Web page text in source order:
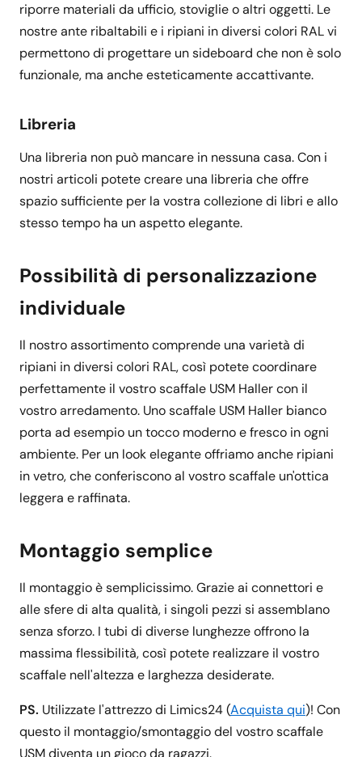
riporre materiali da ufficio, stoviglie o altri oggetti. Le
nostre ante ribaltabili e i ripiani in diversi colori RAL vi
permettono di progettare un sideboard che non è solo
funzionale, ma anche esteticamente accattivante.
Libreria
Una libreria non può mancare in nessuna casa. Con i
nostri articoli potete creare una libreria che offre
spazio sufficiente per la vostra collezione di libri e allo
stesso tempo ha un aspetto elegante.
Possibilità di personalizzazione
individuale
Il nostro assortimento comprende una varietà di
ripiani in diversi colori RAL, così potete coordinare
perfettamente il vostro scaffale USM Haller con il
vostro arredamento. Uno scaffale USM Haller bianco
porta ad esempio un tocco moderno e fresco in ogni
ambiente. Per un look elegante offriamo anche ripiani
in vetro, che conferiscono al vostro scaffale un'ottica
leggera e raffinata.
Montaggio semplice
Il montaggio è semplicissimo. Grazie ai connettori e
alle sfere di alta qualità, i singoli pezzi si assemblano
senza sforzo. I tubi di diverse lunghezze offrono la
massima flessibilità, così potete realizzare il vostro
scaffale nell'altezza e larghezza desiderate.
PS. Utilizzate l'attrezzo di Limics24 (Acquista qui)! Con
questo il montaggio/smontaggio del vostro scaffale
USM diventa un gioco da ragazzi.